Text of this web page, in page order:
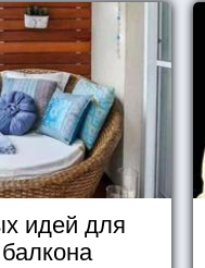
идей для